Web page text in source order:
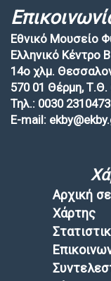
Εθνικό Μουσείο
Ελληνικό Κέντρο
14ο χλμ.
570 01 Θέρμη, Τ.Θ.
Τηλ.: 0030
E-mail:
Αρχική
Χάρτης